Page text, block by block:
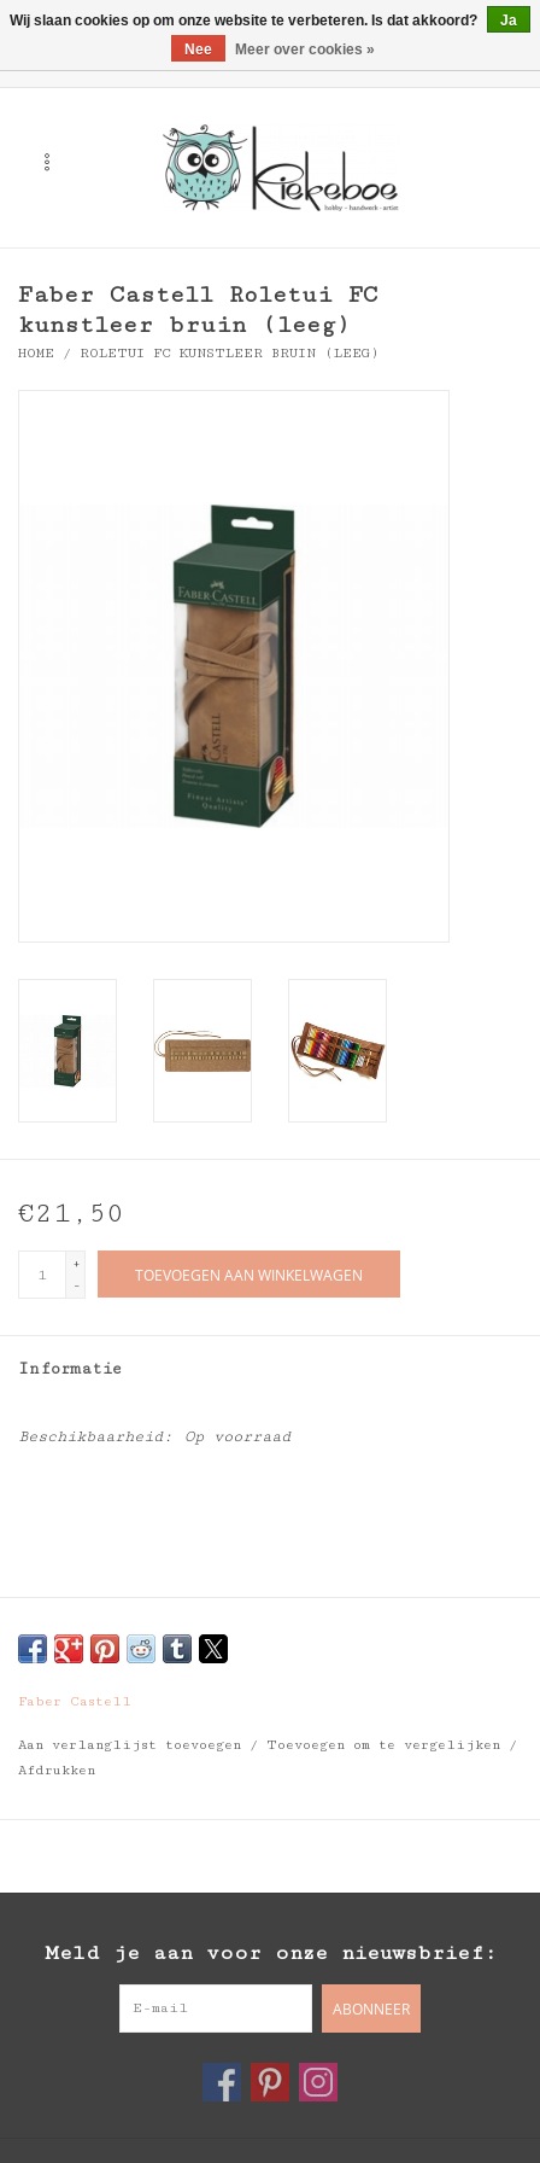
Handwerk & Textiel
Faber Castell Roletui FC
kunstleer bruin (leeg)
HOME / ROLETUI FC KUNSTLEER BRUIN (LEEG)
€21,50
+
-
TOEVOEGEN AAN WINKELWAGEN
Informatie
Beschikbaarheid: Op voorraad
Faber Castell
Aan verlanglijst toevoegen / Toevoegen om te vergelijken
/
Afdrukken
Meld je aan voor onze nieuwsbrief:
ABONNEER
Wij slaan cookies op om onze website te verbeteren. Is dat akkoord?
Ja
Nee
Meer over cookies »